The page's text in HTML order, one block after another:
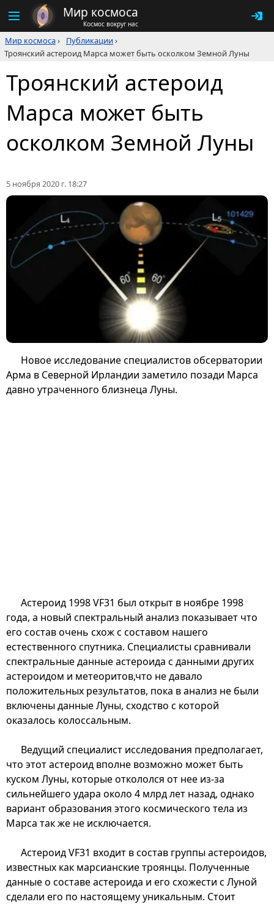
Мир космоса
Космос вокруг нас
Мир космоса› Публикации›
Троянский астероид Марса может быть осколком Земной Луны
Троянский астероид
Марса может быть
осколком Земной Луны
5 ноября 2020 г. 18:27
Новое исследование специалистов обсерватории
Арма в Северной Ирландии заметило позади Марса
давно утраченного близнеца Луны.
Астероид 1998 VF31 был открыт в ноябре 1998
года, а новый спектральный анализ показывает что
его состав очень схож с составом нашего
естественного спутника. Специалисты сравнивали
спектральные данные астероида с данными других
астероидом и метеоритов,что не давало
положительных результатов, пока в анализ не были
включены данные Луны, сходство с которой
оказалось колоссальным.
Ведущий специалист исследования предполагает,
что этот астероид вполне возможно может быть
куском Луны, которые откололся от нее из-за
сильнейшего удара около 4 млрд лет назад, однако
вариант образования этого космического тела из
Марса так же не исключается.
Астероид VF31 входит в состав группы астероидов,
известных как марсианские троянцы. Полученные
данные о составе астероида и его схожести с Луной
сделали его по настоящему уникальным. Стоит